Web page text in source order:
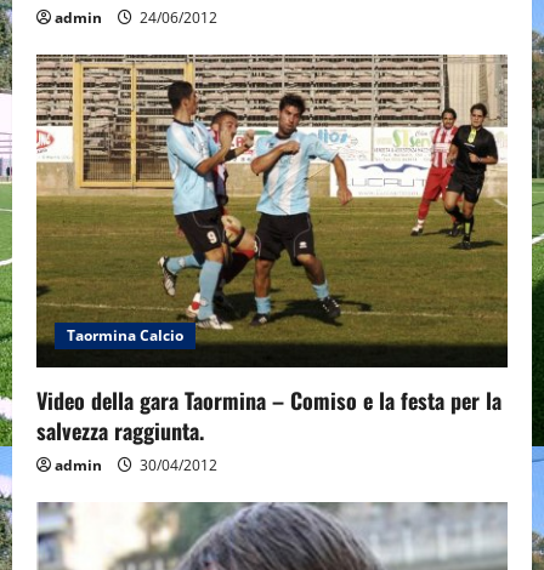
admin 24/06/2012
Taormina Calcio
Video della gara Taormina – Comiso e la festa per la
salvezza raggiunta.
admin 30/04/2012